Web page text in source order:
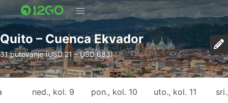
Quito – Cuenca Ekvador
31 putovanje (USD 21 – USD 683)
ned., kol. 9 pon., kol. 10 uto., kol. 11